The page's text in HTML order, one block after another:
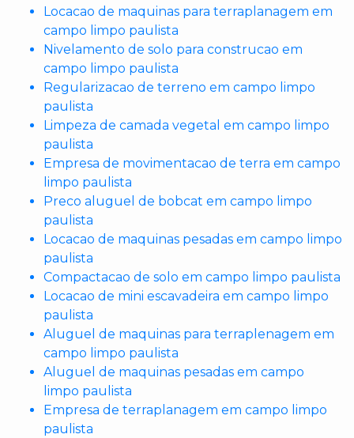
Locacao de maquinas para terraplanagem em
campo limpo paulista
Nivelamento de solo para construcao em
campo limpo paulista
Regularizacao de terreno em campo limpo
paulista
Limpeza de camada vegetal em campo limpo
paulista
Empresa de movimentacao de terra em campo
limpo paulista
Preco aluguel de bobcat em campo limpo
paulista
Locacao de maquinas pesadas em campo limpo
paulista
Compactacao de solo em campo limpo paulista
Locacao de mini escavadeira em campo limpo
paulista
Aluguel de maquinas para terraplenagem em
campo limpo paulista
Aluguel de maquinas pesadas em campo
limpo paulista
Empresa de terraplanagem em campo limpo
paulista